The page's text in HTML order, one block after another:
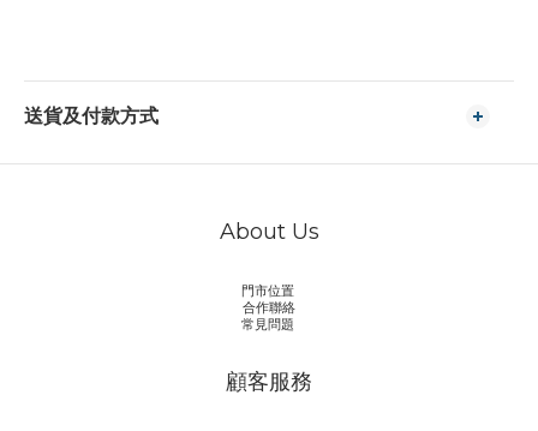
送貨及付款方式
About Us
門市位置
合作聯絡
常見問題
顧客服務